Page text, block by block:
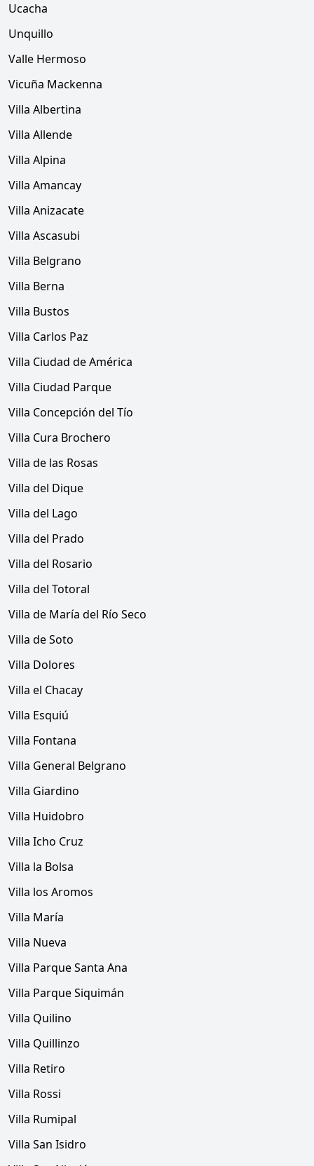
Ucacha
Unquillo
Valle Hermoso
Vicuña Mackenna
Villa Albertina
Villa Allende
Villa Alpina
Villa Amancay
Villa Anizacate
Villa Ascasubi
Villa Belgrano
Villa Berna
Villa Bustos
Villa Carlos Paz
Villa Ciudad de América
Villa Ciudad Parque
Villa Concepción del Tío
Villa Cura Brochero
Villa de las Rosas
Villa del Dique
Villa del Lago
Villa del Prado
Villa del Rosario
Villa del Totoral
Villa de María del Río Seco
Villa de Soto
Villa Dolores
Villa el Chacay
Villa Esquiú
Villa Fontana
Villa General Belgrano
Villa Giardino
Villa Huidobro
Villa Icho Cruz
Villa la Bolsa
Villa los Aromos
Villa María
Villa Nueva
Villa Parque Santa Ana
Villa Parque Siquimán
Villa Quilino
Villa Quillinzo
Villa Retiro
Villa Rossi
Villa Rumipal
Villa San Isidro